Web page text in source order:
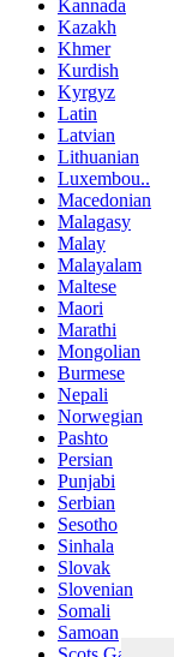
Kannada
Kazakh
Khmer
Kurdish
Kyrgyz
Latin
Latvian
Lithuanian
Luxembou..
Macedonian
Malagasy
Malay
Malayalam
Maltese
Maori
Marathi
Mongolian
Burmese
Nepali
Norwegian
Pashto
Persian
Punjabi
Serbian
Sesotho
Sinhala
Slovak
Slovenian
Somali
Samoan